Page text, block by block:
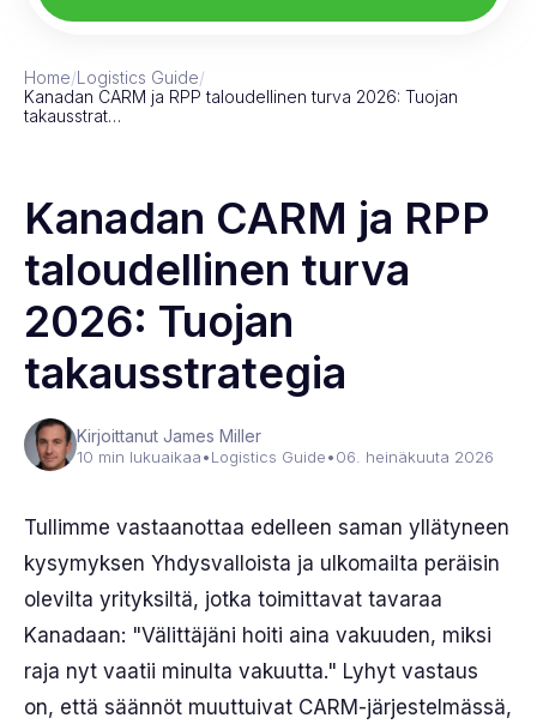
Home/Logistics Guide/
Kanadan CARM ja RPP taloudellinen turva 2026: Tuojan
takausstrat…
Kanadan CARM ja RPP
taloudellinen turva
2026: Tuojan
takausstrategia
Kirjoittanut James Miller
10 min lukuaikaa•Logistics Guide•06. heinäkuuta 2026
Tullimme vastaanottaa edelleen saman yllätyneen
kysymyksen Yhdysvalloista ja ulkomailta peräisin
olevilta yrityksiltä, jotka toimittavat tavaraa
Kanadaan: "Välittäjäni hoiti aina vakuuden, miksi
raja nyt vaatii minulta vakuutta." Lyhyt vastaus
on, että säännöt muuttuivat CARM-järjestelmässä,